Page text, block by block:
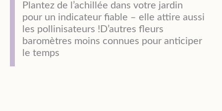
Plantez de l’achillée dans votre jardin
pour un indicateur fiable – elle attire aussi
les pollinisateurs !D’autres fleurs
baromètres moins connues pour anticiper
le temps